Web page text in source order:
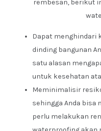
rembesan, berikut
Dapat menghindari
dinding bangunan
satu alasan
untuk kesehatan
Meminimalisir
sehingga Anda bisa
perlu melakukan